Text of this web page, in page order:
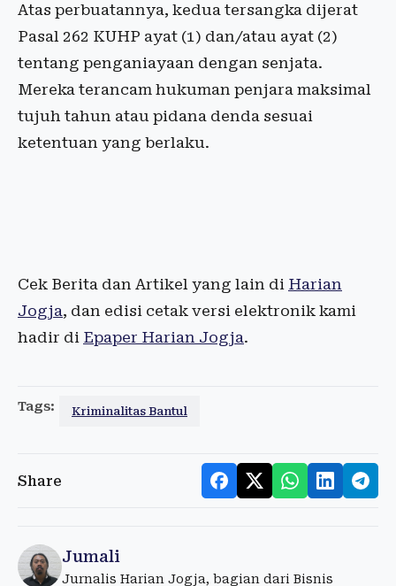
Atas perbuatannya, kedua tersangka dijerat
Pasal 262 KUHP ayat (1) dan/atau ayat (2)
tentang penganiayaan dengan senjata.
Mereka terancam hukuman penjara maksimal
tujuh tahun atau pidana denda sesuai
ketentuan yang berlaku.
Cek Berita dan Artikel yang lain di Harian
Jogja, dan edisi cetak versi elektronik kami
hadir di Epaper Harian Jogja.
Tags: Kriminalitas Bantul
Share
Jumali
Jurnalis Harian Jogja, bagian dari Bisnis